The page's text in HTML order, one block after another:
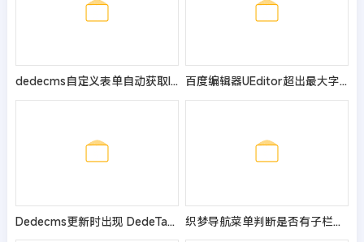
dedecms自定义表单自动获取IP,留言时间 百度编辑器UEditor超出最大字数后不能完整保存解决方法
Dedecms更新时出现 DedeTag Engine Create File False的修改方法 织梦导航菜单判断是否有子栏目，有则显示否则隐藏（二级菜单调用）